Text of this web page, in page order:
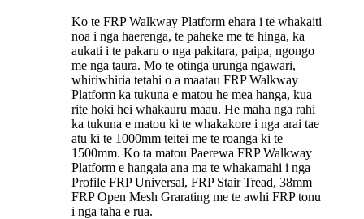
Ko te FRP Walkway Platform ehara i te whakaiti
noa i nga haerenga, te paheke me te hinga, ka
aukati i te pakaru o nga pakitara, paipa, ngongo
me nga taura. Mo te otinga urunga ngawari,
whiriwhiria tetahi o a maatau FRP Walkway
Platform ka tukuna e matou he mea hanga, kua
rite hoki hei whakauru maau. He maha nga rahi
ka tukuna e matou ki te whakakore i nga arai tae
atu ki te 1000mm teitei me te roanga ki te
1500mm. Ko ta matou Paerewa FRP Walkway
Platform e hangaia ana ma te whakamahi i nga
Profile FRP Universal, FRP Stair Tread, 38mm
FRP Open Mesh Grarating me te awhi FRP tonu
i nga taha e rua.